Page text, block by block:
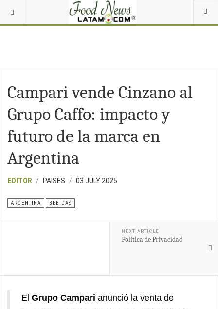
Campari vende Cinzano al
Grupo Caffo: impacto y
futuro de la marca en
Argentina
EDITOR PAISES 03 JULY 2025
ARGENTINA BEBIDAS
NEXT ARTICLE
Política de Privacidad
El Grupo Campari anunció la venta de